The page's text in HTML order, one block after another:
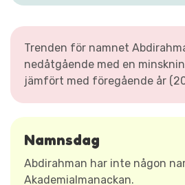
Trenden för namnet
nedåtgående med en
jämfört med föregående år
Namnsdag
Abdirahman har inte någon
Akademialmanackan.